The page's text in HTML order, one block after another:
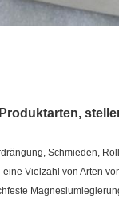
Schmieden,
eine Vielzahl von Arten